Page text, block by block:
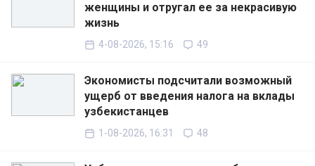
женщины и отругал ее за некрасивую
жизнь
4-08-2026, 15:16 49
Экономисты подсчитали возможный
ущерб от введения налога на вклады
узбекистанцев
1-08-2026, 16:31 48